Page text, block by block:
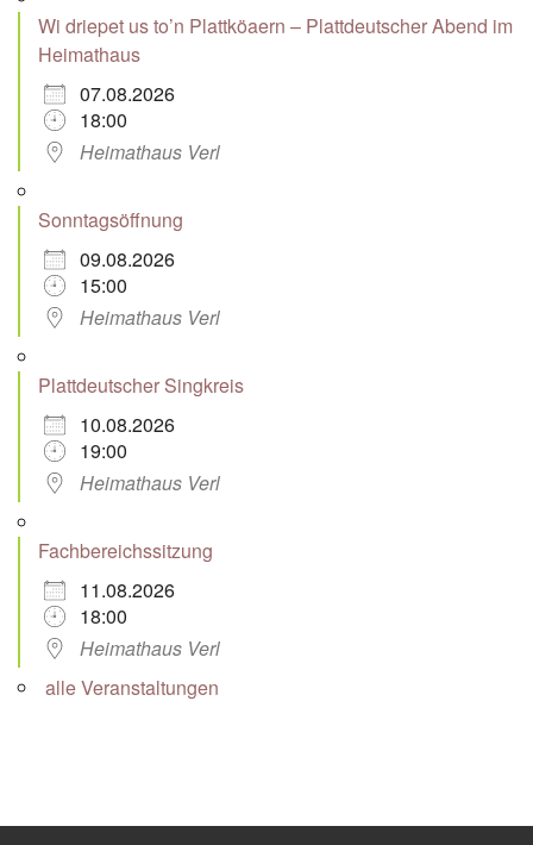
Wi driepet us to’n Plattköaern – Plattdeutscher Abend im
Heimathaus
07.08.2026
18:00
Heimathaus Verl
Sonntagsöffnung
09.08.2026
15:00
Heimathaus Verl
Plattdeutscher Singkreis
10.08.2026
19:00
Heimathaus Verl
Fachbereichssitzung
11.08.2026
18:00
Heimathaus Verl
alle Veranstaltungen